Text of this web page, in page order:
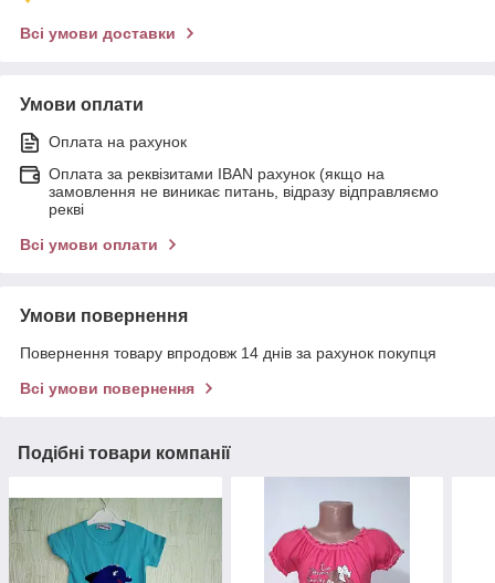
Всі умови доставки
Умови оплати
Оплата на рахунок
Оплата за реквізитами IBAN рахунок (якщо на
замовлення не виникає питань, відразу відправляємо
рекві
Всі умови оплати
Умови повернення
Повернення товару впродовж 14 днів за рахунок покупця
Всі умови повернення
Подібні товари компанії